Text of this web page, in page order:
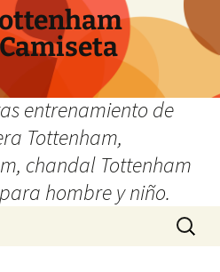
entrenamiento de
Tottenham,
chandal Tottenham
hombre y niño.
Buscar: